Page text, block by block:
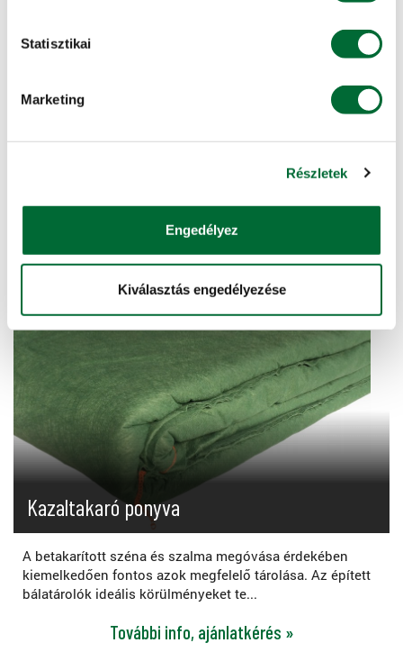
Statisztikai
Marketing
Részletek
Engedélyez
Kiválasztás engedélyezése
KITE PACK bálazsineg
A KITE saját márkás bálazsinegei kiváló minőségben,
választékunkban egyaránt megtalálható a nagy sz...
További info, ajánlatkérés »
Kazaltakaró ponyva
A betakarított széna és szalma megóvása érdekében
kiemelkedően fontos azok megfelelő tárolása. Az épített
bálatárolók ideális körülményeket te...
További info, ajánlatkérés »